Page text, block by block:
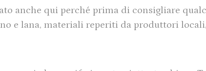
anche qui perché prima di consigliare
e lana, materiali reperiti da produttori